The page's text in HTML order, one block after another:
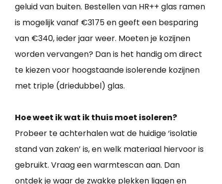
geluid van buiten. Bestellen van HR++ glas ramen
is mogelijk vanaf €3175 en geeft een besparing
van €340, ieder jaar weer. Moeten je kozijnen
worden vervangen? Dan is het handig om direct
te kiezen voor hoogstaande isolerende kozijnen
met triple (driedubbel) glas.
Hoe weet ik wat ik thuis moet isoleren?
Probeer te achterhalen wat de huidige ‘isolatie
stand van zaken’ is, en welk materiaal hiervoor is
gebruikt. Vraag een warmtescan aan. Dan
ontdek je waar de zwakke plekken liggen en